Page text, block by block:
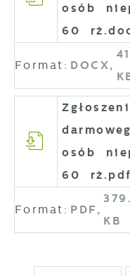
osób
60
Format: DOCX,
osób
60 rż.pdf
Format: PDF,
KB